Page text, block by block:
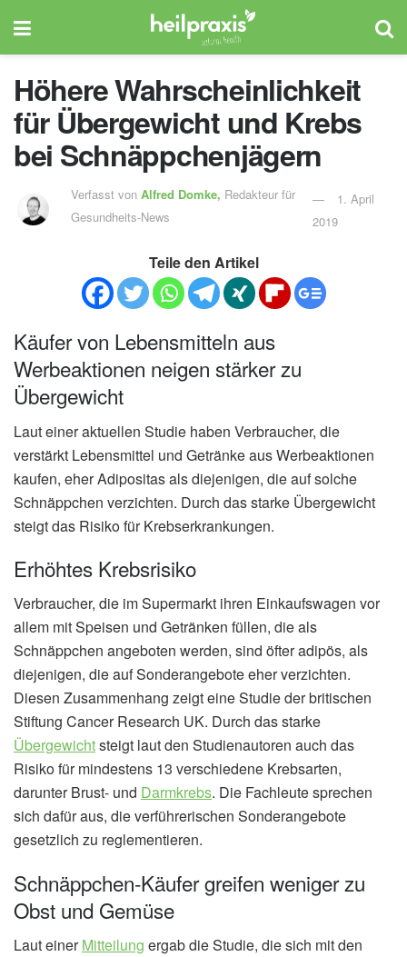
Höhere Wahrscheinlichkeit
für Übergewicht und Krebs
bei Schnäppchenjägern
Verfasst vonAlfred Domke, Redakteur für
Gesundheits-News
1. April
2019
Teile den Artikel
Käufer von Lebensmitteln aus
Werbeaktionen neigen stärker zu
Übergewicht
Laut einer aktuellen Studie haben Verbraucher, die
verstärkt Lebensmittel und Getränke aus Werbeaktionen
kaufen, eher Adipositas als diejenigen, die auf solche
Schnäppchen verzichten. Durch das starke Übergewicht
steigt das Risiko für Krebserkrankungen.
Erhöhtes Krebsrisiko
Verbraucher, die im Supermarkt ihren Einkaufswagen vor
allem mit Speisen und Getränken füllen, die als
Schnäppchen angeboten werden, sind öfter adipös, als
diejenigen, die auf Sonderangebote eher verzichten.
Diesen Zusammenhang zeigt eine Studie der britischen
Stiftung Cancer Research UK. Durch das starke
Übergewichtsteigt laut den Studienautoren auch das
Risiko für mindestens 13 verschiedene Krebsarten,
darunter Brust- und Darmkrebs. Die Fachleute sprechen
sich dafür aus, die verführerischen Sonderangebote
gesetzlich zu reglementieren.
Schnäppchen-Käufer greifen weniger zu
Obst und Gemüse
Laut einerMitteilung ergab die Studie, die sich mit den